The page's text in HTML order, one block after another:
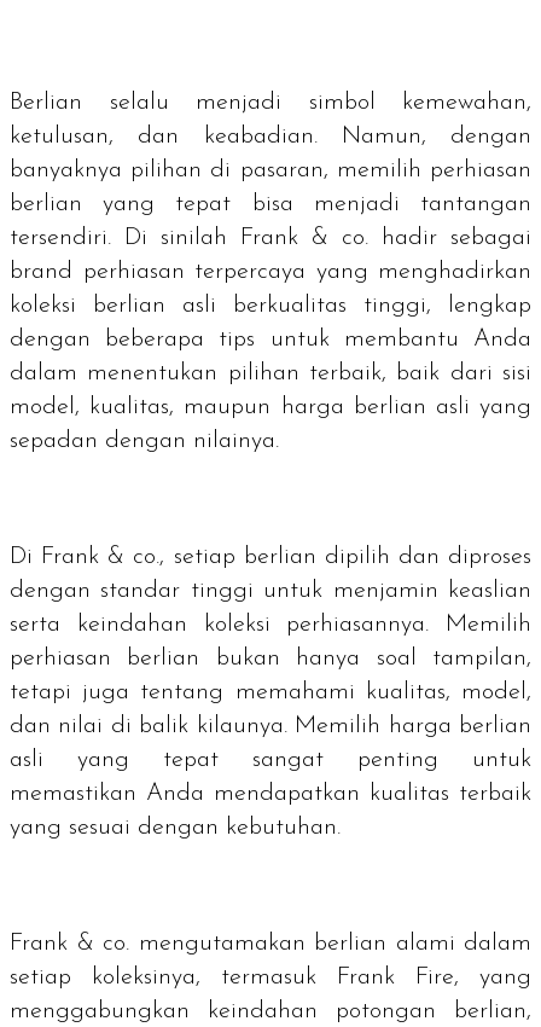
Berlian selalu menjadi simbol kemewahan,
ketulusan, dan keabadian. Namun, dengan
banyaknya pilihan di pasaran, memilih perhiasan
berlian yang tepat bisa menjadi tantangan
tersendiri. Di sinilah Frank & co. hadir sebagai
brand
perhiasan terpercaya yang menghadirkan
koleksi berlian asli berkualitas tinggi, lengkap
dengan beberapa tips untuk membantu Anda
dalam menentukan pilihan terbaik, baik dari sisi
model, kualitas, maupun harga berlian asli yang
sepadan dengan nilainya.
Di Frank & co., setiap berlian dipilih dan diproses
dengan standar tinggi untuk menjamin keaslian
serta keindahan koleksi perhiasannya. Memilih
perhiasan berlian bukan hanya soal tampilan,
tetapi juga tentang memahami kualitas, model,
dan nilai di balik kilaunya. Memilih harga berlian
asli yang tepat sangat penting untuk
memastikan Anda mendapatkan kualitas terbaik
yang sesuai dengan kebutuhan.
Frank & co. mengutamakan berlian alami dalam
setiap koleksinya, termasuk Frank Fire, yang
menggabungkan keindahan potongan berlian,